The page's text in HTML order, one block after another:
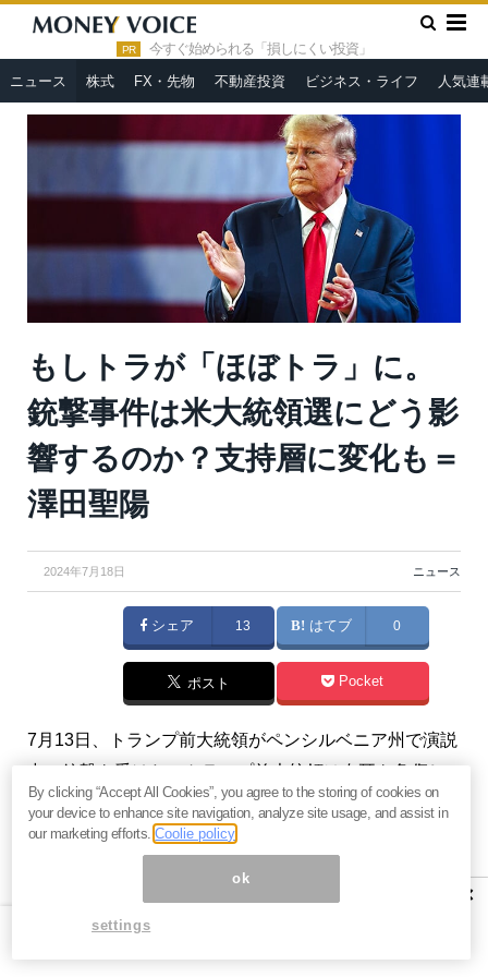
PR 今すぐ始められる「損しにくい投資」
ニュース 株式 FX・先物 不動産投資 ビジネス・ライフ 人気連
HOME » ニュース »
もしトラが「ほぼトラ」に。銃撃事件は米
大統領選にどう影響するのか？支持層に変化も＝澤田聖陽
もしトラが「ほぼトラ」に。
銃撃事件は米大統領選にどう影
響するのか？支持層に変化も＝
澤田聖陽
2024年7月18日 ニュース
シェア 13 はてブ 0
ポスト Pocket
7月13日、トランプ前大統領がペンシルベニア州で演説
中に銃撃を受けた。トランプ前大統領は右耳を負傷し
たが命に別状はなかった。クルックス容疑者はその場
で撃たれて死亡、その他に聴衆にも1名犠牲者が出てし
暴力に対しては強い怒りを覚える。犠牲者が出ている
なかで後ろめたい部分もあるが、本事件の影響を分析
するのは筆者のような仕事をしている人間の責務だと
×
By clicking “Accept All Cookies”, you agree to the storing of cookies on
your device to enhance site navigation, analyze site usage, and assist in
our marketing efforts.Coolie policy
ok
settings